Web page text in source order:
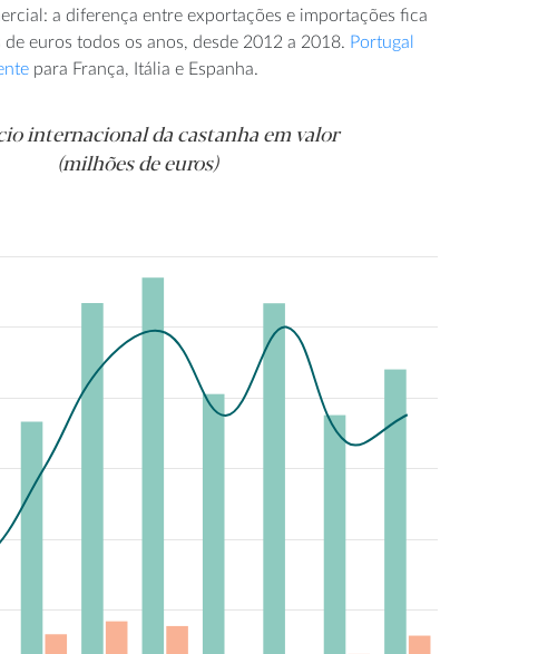
a diferença entre exportações e importações fica
euros todos os anos, desde 2012 a 2018. Portugal
para França, Itália e Espanha.
internacional da castanha em valor
(milhões de euros)